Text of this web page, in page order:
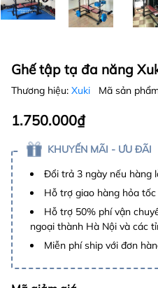
Ghế tập tạ đa năng
Thương hiệu: Xuki Mã sản
1.750.000₫
KHUYẾN MÃI - ƯU ĐÃI
Đổi trả 3 ngày nếu hàng
Hỗ trợ giao hàng hỏa
Hỗ trợ 50% phí vận
ngoại thành Hà Nội và các
Miễn phí ship với đơn